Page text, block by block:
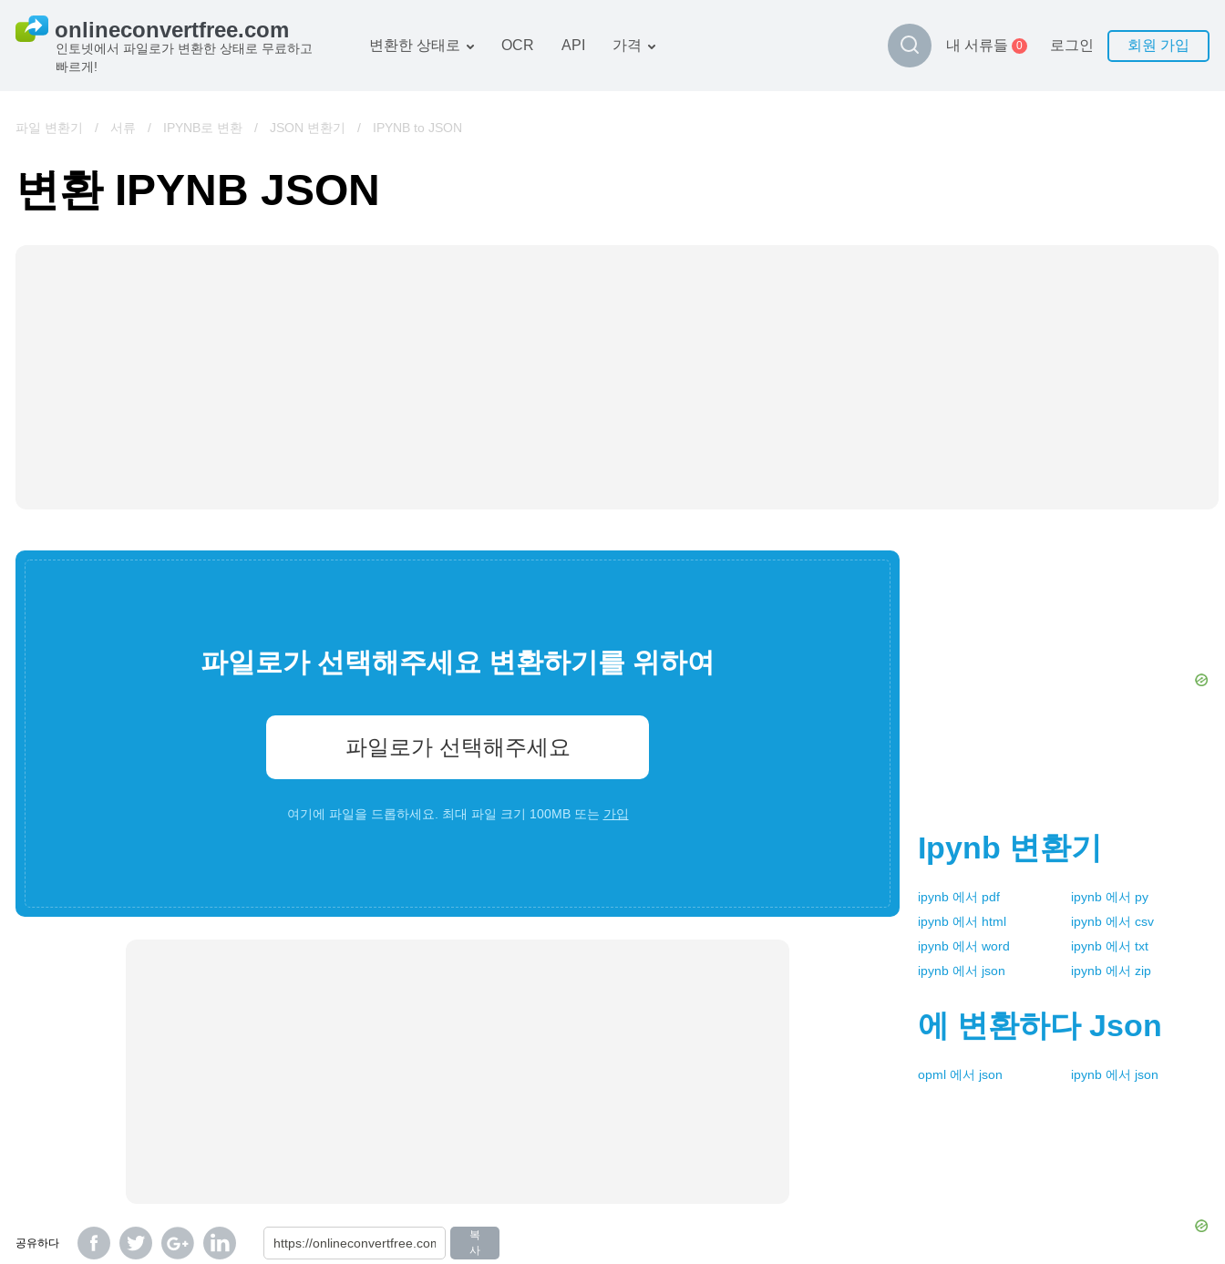
인토넷에서 파일로가 변환한 상태로 무료하고
빠르게!
변환한 상태로
그림 변환기
OCR API 가격 내 서류들 0 로그인 회원 가입
파일 변환기 / 서류 / IPYNB로 변환 / JSON 변환기 / IPYNB to JSON
변환 IPYNB JSON
파일로가 선택해주세요 변환하기를 위하여
파일로가 선택해주세요
여기에 파일을 드롭하세요. 최대 파일 크기 100MB 또는 가입
공유하다
복
사
Ipynb 변환기
ipynb 에서 pdf ipynb 에서 py
ipynb 에서 html ipynb 에서 csv
ipynb 에서 word ipynb 에서 txt
ipynb 에서 json ipynb 에서 zip
에 변환하다 Json
opml 에서 json ipynb 에서 json